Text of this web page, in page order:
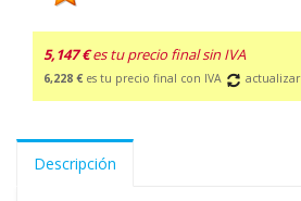
5,147 € es tu precio final sin IVA
6,228 € es tu precio final con IVA actualizar
Descripción